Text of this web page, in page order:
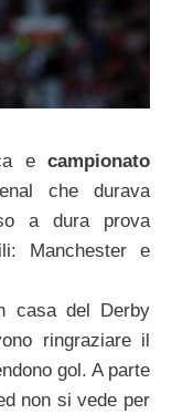
e campionato
che durava
a dura prova
Manchester e
casa del Derby
ringraziare il
gol. A parte
non si vede per